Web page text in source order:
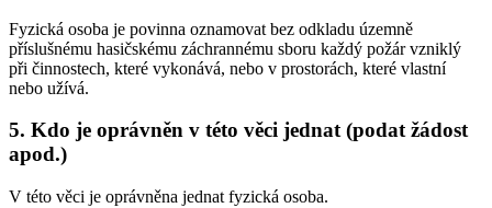
Fyzická osoba je povinna oznamovat bez odkladu územně
příslušnému hasičskému záchrannému sboru každý požár vzniklý
při činnostech, které vykonává, nebo v prostorách, které vlastní
nebo užívá.
5. Kdo je oprávněn v této věci jednat (podat žádost
apod.)
V této věci je oprávněna jednat fyzická osoba.